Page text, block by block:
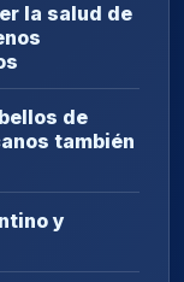
la salud de
de
también
y